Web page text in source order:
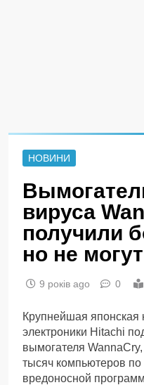
НОВИНИ
вируса
получили
но не
9 років ago 0
Крупнейшая японская
электроники Hitachi
вымогателя
тысяч компьютеров
вредоносной